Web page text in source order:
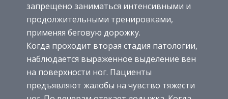
запрещено заниматься интенсивными и
продолжительными тренировками,
применяя беговую дорожку.
Когда проходит вторая стадия патологии,
наблюдается выраженное выделение вен
на поверхности ног. Пациенты
предъявляют жалобы на чувство тяжести